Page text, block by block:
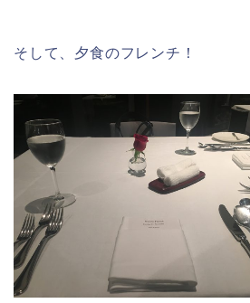
そして、夕食のフレンチ！